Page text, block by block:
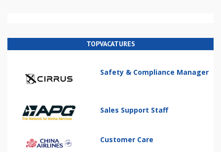
TOPVACATURES
Safety & Compliance Manager
Sales Support Staff
Customer Care